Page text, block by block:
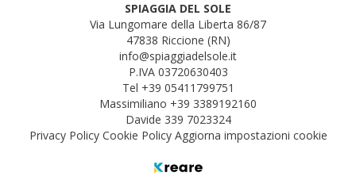
SPIAGGIA DEL SOLE
Via Lungomare della Liberta 86/87
47838 Riccione (RN)
info@spiaggiadelsole.it
P.IVA 03720630403
Tel +39 05411799751
Massimiliano +39 3389192160
Davide 339 7023324
Privacy Policy Cookie Policy Aggiorna impostazioni cookie